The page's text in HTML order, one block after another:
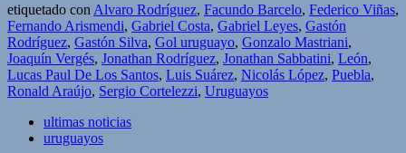
etiquetado con Alvaro Rodríguez, Facundo Barcelo, Federico Viñas,
Fernando Arismendi, Gabriel Costa, Gabriel Leyes, Gastón
Rodríguez, Gastón Silva, Gol uruguayo, Gonzalo Mastriani,
Joaquín Vergés, Jonathan Rodríguez, Jonathan Sabbatini, León,
Lucas Paul De Los Santos, Luis Suárez, Nicolás López, Puebla,
Ronald Araújo, Sergio Cortelezzi, Uruguayos
ultimas noticias
uruguayos